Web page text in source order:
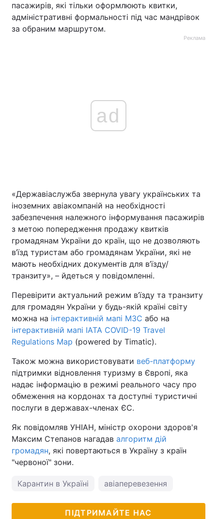
пасажирів, які тільки оформлюють квитки,
адміністративні формальності під час мандрівок
за обраним маршрутом.
Реклама
ad
«Державіаслужба звернула увагу українських та
іноземних авіакомпаній на необхідності
забезпечення належного інформування пасажирів
з метою попередження продажу квитків
громадянам України до країн, що не дозволяють
в’їзд туристам або громадянам України, які не
мають необхідних документів для в’їзду/
транзиту», – йдеться у повідомленні.
Перевірити актуальний режим в’їзду та транзиту
для громадян України у будь-якій країні світу
можна на інтерактивній мапі МЗС або на
інтерактивній мапі IATA COVID-19 Travel
Regulations Map (powered by Timatic).
Також можна використовувати веб-платформу
підтримки відновлення туризму в Європі, яка
надає інформацію в режимі реального часу про
обмеження на кордонах та доступні туристичні
послуги в державах-членах ЄС.
Як повідомляв УНІАН, міністр охорони здоров'я
Максим Степанов нагадав алгоритм дій
громадян, які повертаються в Україну з країн
"червоної" зони.
Карантин в Україні авіаперевезення
ПІДТРИМАЙТЕ НАС